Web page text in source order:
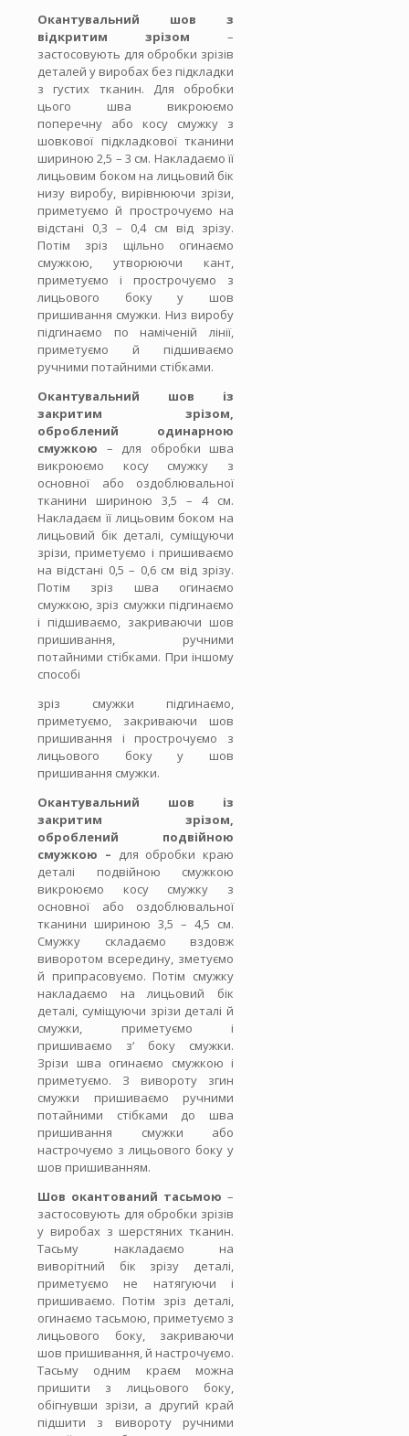
Окантувальний шов з
відкритим зрізом –
застосовують для обробки зрізів
деталей у виробах без підкладки
з густих тканин. Для обробки
цього шва викроюємо
поперечну або косу смужку з
шовкової підкладкової тканини
шириною 2,5 – 3 см. Накладаємо її
лицьовим боком на лицьовий бік
низу виробу, вирівнюючи зрізи,
приметуємо й прострочуємо на
відстані 0,3 – 0,4 см від зрізу.
Потім зріз щільно огинаємо
смужкою, утворюючи кант,
приметуємо і прострочуємо з
лицьового боку у шов
пришивання смужки. Низ виробу
підгинаємо по наміченій лінії,
приметуємо й підшиваємо
ручними потайними стібками.
Окантувальний шов із
закритим зрізом,
оброблений одинарною
смужкою – для обробки шва
викроюємо косу смужку з
основної або оздоблювальної
тканини шириною 3,5 – 4 см.
Накладаєм її лицьовим боком на
лицьовий бік деталі, суміщуючи
зрізи, приметуємо і пришиваємо
на відстані 0,5 – 0,6 см від зрізу.
Потім зріз шва огинаємо
смужкою, зріз смужки підгинаємо
і підшиваємо, закриваючи шов
пришивання, ручними
потайними стібками. При іншому
способі
зріз смужки підгинаємо,
приметуємо, закриваючи шов
пришивання і прострочуємо з
лицьового боку у шов
пришивання смужки.
Окантувальний шов із
закритим зрізом,
оброблений подвійною
смужкою – для обробки краю
деталі подвійною смужкою
викроюємо косу смужку з
основної або оздоблювальної
тканини шириною 3,5 – 4,5 см.
Смужку складаємо вздовж
виворотом всередину, зметуємо
й припрасовуємо. Потім смужку
накладаємо на лицьовий бік
деталі, суміщуючи зрізи деталі й
смужки, приметуємо і
пришиваємо з‘ боку смужки.
Зрізи шва огинаємо смужкою і
приметуємо. З вивороту згин
смужки пришиваємо ручними
потайними стібками до шва
пришивання смужки або
настрочуємо з лицьового боку у
шов пришиванням.
Шов окантований тасьмою –
застосовують для обробки зрізів
у виробах з шерстяних тканин.
Тасьму накладаємо на
виворітний бік зрізу деталі,
приметуємо не натягуючи і
пришиваємо. Потім зріз деталі,
огинаємо тасьмою, приметуємо з
лицьового боку, закриваючи
шов пришивання, й настрочуємо.
Тасьму одним краєм можна
пришити з лицьового боку,
обігнувши зрізи, а другий край
підшити з вивороту ручними